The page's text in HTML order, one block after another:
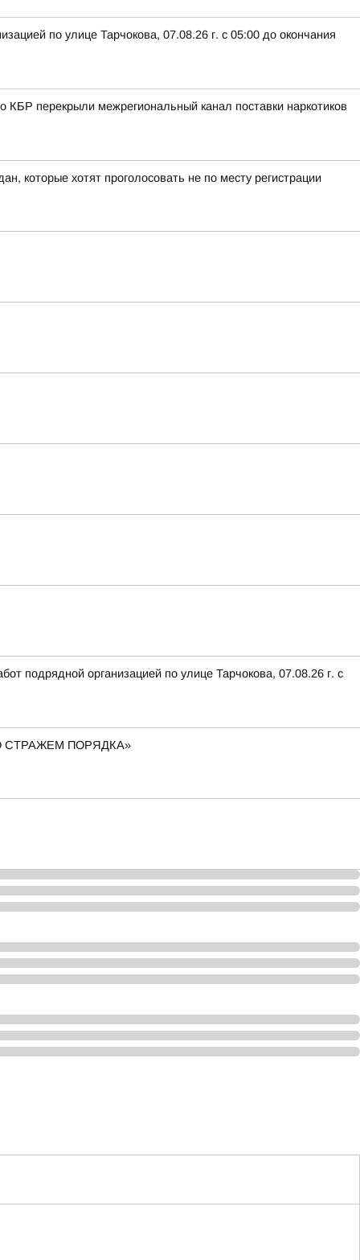
по улице Тарчокова, 07.08.26 г. с 05:00 до окончания
перекрыли межрегиональный канал поставки наркотиков
которые хотят проголосовать не по месту регистрации
подрядной организацией по улице Тарчокова, 07.08.26 г. с
СТРАЖЕМ ПОРЯДКА»